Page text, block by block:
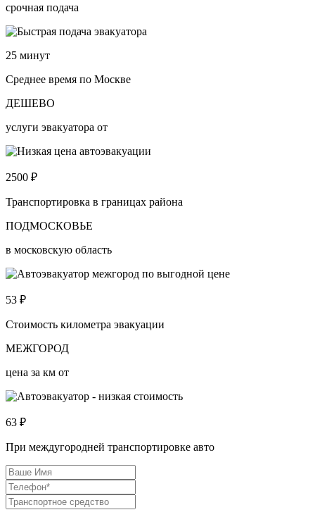
срочная подача
25 минут
Среднее время по Москве
ДЕШЕВО
услуги эвакуатора от
2500 ₽
Транспортировка в границах района
ПОДМОСКОВЬЕ
в московскую область
53 ₽
Стоимость километра эвакуации
МЕЖГОРОД
цена за км от
63 ₽
При междугородней транспортировке авто